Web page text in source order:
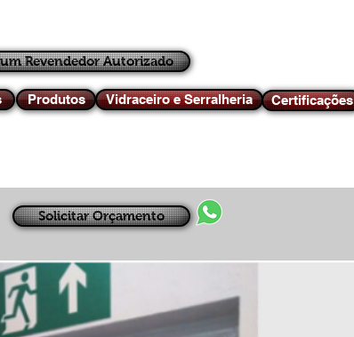
Revendedor Autorizado
Produtos Vidraceiro e Serralheria Certificações
Solicitar Orçamento